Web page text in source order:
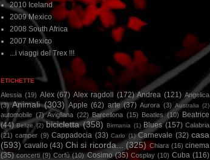
2010 Iceland
2009 Mexico
2008 South Africa
2007 Mexico
...i viaggi del Trex !!!
ETICHETTE
Alessia (19) Alex (67) Alex ragdoll (172) Andrea (121) Angelica
(3) Animali (303) Apple (62) arte (37) Aurora (3) Australia (2)
automobile (7) Avigliana (22) Barcellona (15) Beatles (10)
Beatrice
(44) Belize (2) bicicletta (358) Birmania (1) Blues (157) Calabria
(21) camper (9) Cappadocia (33) Carlo (1) Carnevale (32) casa
(593) cavallo (43) Chi si ricorda... (325) Chiara (16) cinema
(35) concerti (9) Corfù (10) Cosimo (35) Cosplay (10) Cuba (116)